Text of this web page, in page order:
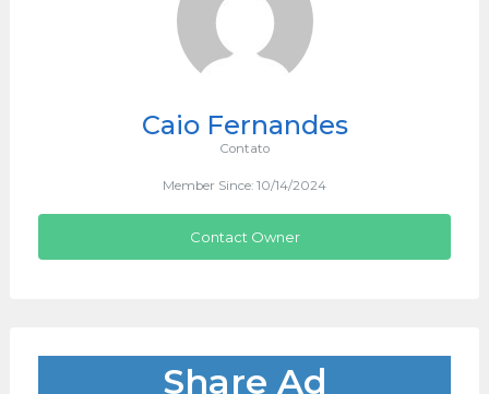
Caio Fernandes
Contato
Member Since: 10/14/2024
Contact Owner
Share Ad